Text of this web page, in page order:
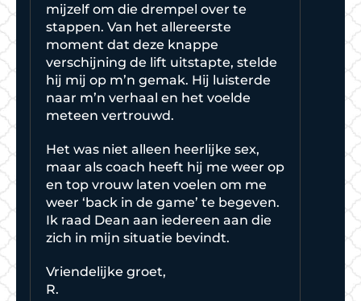
mijzelf om die drempel over te
stappen. Van het allereerste
moment dat deze knappe
verschijning de lift uitstapte, stelde
hij mij op m’n gemak. Hij luisterde
naar m’n verhaal en het voelde
meteen vertrouwd.
Het was niet alleen heerlijke sex,
maar als coach heeft hij me weer op
en top vrouw laten voelen om me
weer ‘back in de game’ te begeven.
Ik raad Dean aan iedereen aan die
zich in mijn situatie bevindt.
Vriendelijke groet,
R.